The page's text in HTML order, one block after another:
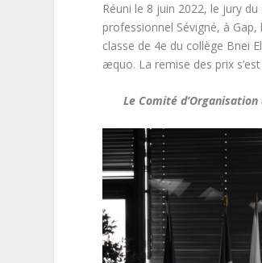
Réuni le 8 juin 2022, le jury
professionnel Sévigné, à
classe de 4e du collège Bnei
æquo. La remise des prix
Le Comité d’Organisation